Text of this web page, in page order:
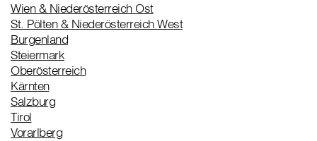
Wien & Niederösterreich Ost
St. Pölten & Niederösterreich West
Burgenland
Steiermark
Oberösterreich
Kärnten
Salzburg
Tirol
Vorarlberg